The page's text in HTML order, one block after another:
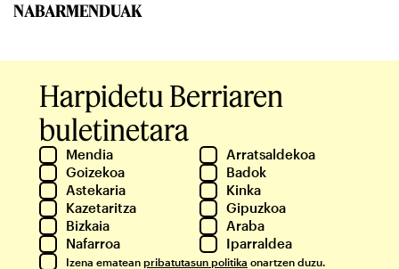
NABARMENDUAK
Harpidetu Berriaren
buletinetara
Mendia
Arratsaldekoa
Goizekoa
Badok
Astekaria
Kinka
Kazetaritza
Gipuzkoa
Bizkaia
Araba
Nafarroa
Iparraldea
Izena ematean pribatutasun politika onartzen duzu.